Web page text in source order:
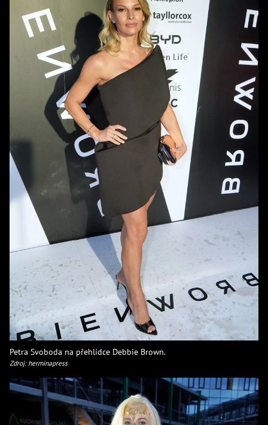
Petra Svoboda na přehlídce Debbie Brown.
Zdroj: herminapress